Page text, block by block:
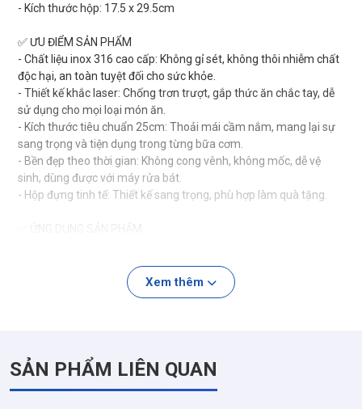
- Kích thước hộp: 17.5 x 29.5cm
✅ ƯU ĐIỂM SẢN PHẨM
- Chất liệu inox 316 cao cấp: Không gỉ sét, không thôi nhiễm chất
độc hại, an toàn tuyệt đối cho sức khỏe.
- Thiết kế khắc laser: Chống trơn trượt, gắp thức ăn chắc tay, dễ
sử dụng cho mọi loại món ăn.
- Kích thước tiêu chuẩn 25cm: Thoải mái cầm nắm, mang lại sự
sang trọng và tiện dụng trong từng bữa cơm.
- Bền đẹp theo thời gian: Không cong vênh, không mốc, dễ vệ
sinh, dùng được với máy rửa bát.
- Hộp đựng tinh tế: Thiết kế sang trọng, phù hợp làm quà tặng.
- Là lựa chọn an toàn, tiện lợi cho bữa cơm gia đình hiện đại.
Xem thêm
SẢN PHẨM LIÊN QUAN